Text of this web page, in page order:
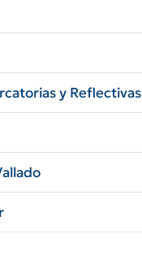
y Reflectivas